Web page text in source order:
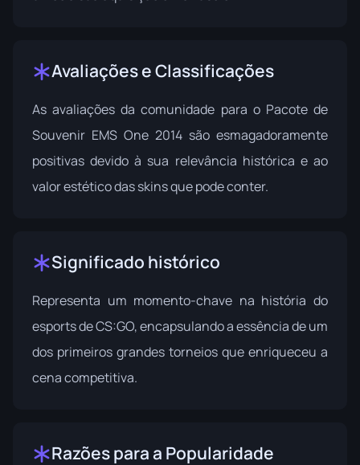
Avaliações e Classificações
As avaliações da comunidade para o Pacote de
Souvenir EMS One 2014 são esmagadoramente
positivas devido à sua relevância histórica e ao
valor estético das skins que pode conter.
Significado histórico
Representa um momento-chave na história do
esports de CS:GO, encapsulando a essência de um
dos primeiros grandes torneios que enriqueceu a
cena competitiva.
Razões para a Popularidade